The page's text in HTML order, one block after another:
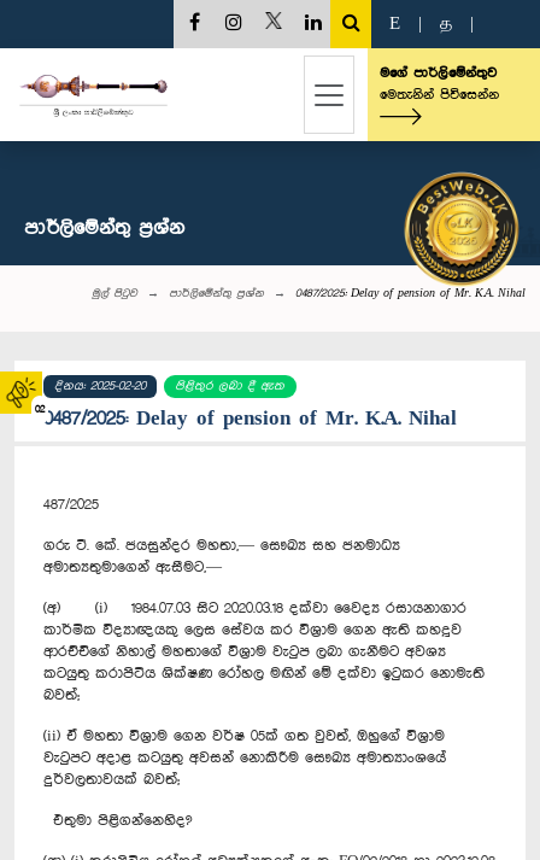
02
E த
මගේ පාර්ලිමේන්තුව
මෙතැනින් පිවිසෙන්න
පාර්ලි‌මේන්තු‌ ප්‍රශ්න
මුල් පිටුව පාර්ලි‌මේන්තු‌ ප්‍රශ්න 0487/2025: Delay of pension of Mr. K.A. Nihal
දිනය: 2025-02-20 පිළිතුර ලබා දී ඇත
0487/2025: Delay of pension of Mr. K.A. Nihal
487/2025
ගරු ටී. කේ. ජයසුන්දර මහතා,— සෞඛ්‍ය සහ ජනමාධ්‍ය
අමාත්‍යතුමාගෙන් ඇසීමට,—
(අ) (i) 1984.07.03 සිට 2020.03.18 දක්වා වෛද්‍ය රසායනාගාර
කාර්මික විද්‍යාඥයකු ලෙස සේවය කර විශ්‍රාම ගෙන ඇති කහදූව
ආරච්චිගේ නිහාල් මහතාගේ විශ්‍රාම වැටුප ලබා ගැනීමට අවශ්‍ය
කටයුතු කරාපිටිය ශික්ෂණ රෝහල මඟින් මේ දක්වා ඉටුකර නොමැති
බවත්;
(ii) ඒ මහතා විශ්‍රාම ගෙන වර්ෂ 05ක් ගත වුවත්, ඔහුගේ විශ්‍රාම
වැටුපට අදාළ කටයුතු අවසන් නොකිරීම සෞඛ්‍ය අමාත්‍යාංශයේ
දුර්වලතාවයක් බවත්;
එතුමා පිළිගන්නෙහිද?